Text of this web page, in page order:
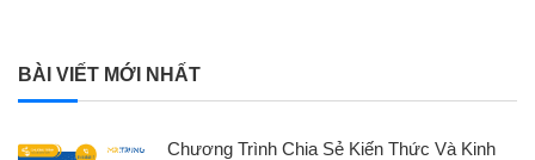
BÀI VIẾT MỚI NHẤT
Chương Trình Chia Sẻ Kiến Thức Và Kinh